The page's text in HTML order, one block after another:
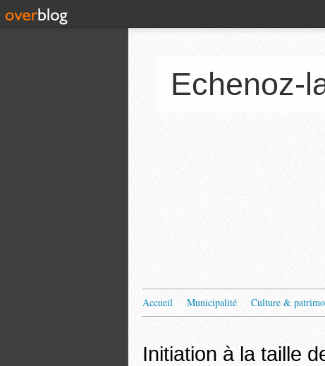
Echenoz-
Accueil Municipalité Culture &
Initiation à la taille